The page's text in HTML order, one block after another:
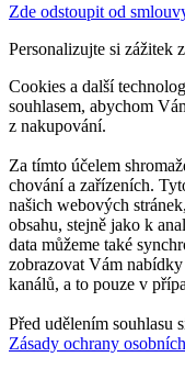
Zde odstoupit od
Personalizujte si zážitek
Cookies a další
souhlasem, abychom
z nakupování.
Za tímto účelem
chování a zařízeních.
našich webových
obsahu, stejně jako k
data můžeme také
zobrazovat Vám
kanálů, a to pouze v
Před udělením souhlasu
Zásady ochrany